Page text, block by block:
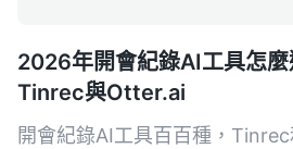
2026年開會紀錄AI工具怎
Tinrec與Otter.ai
開會紀錄AI工具百百種，